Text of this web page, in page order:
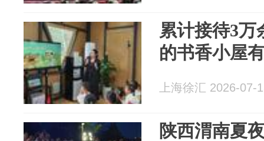
累计接待3万
的书香小屋
上海徐汇 2026-07-
陕西渭南夏